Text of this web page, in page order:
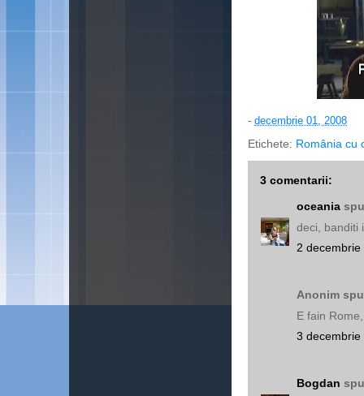
- decembrie 01, 2008
Etichete: România cu
3 comentarii:
oceania
deci, banditi
2
Anonim
E fain
3
Bogdan